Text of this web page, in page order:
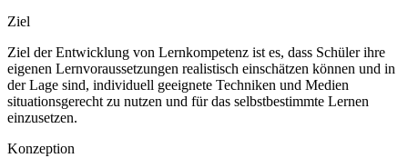
Ziel
Ziel der Entwicklung von Lernkompetenz ist es, dass Schüler ihre
eigenen Lernvoraussetzungen realistisch einschätzen können und in
der Lage sind, individuell geeignete Techniken und Medien
situationsgerecht zu nutzen und für das selbstbestimmte Lernen
einzusetzen.
Konzeption